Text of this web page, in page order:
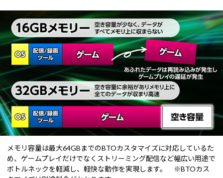
メモリ容量は最大64GBまでのBTOカスタマイズに対応しているた
め、ゲームプレイだけでなくストリーミング配信など幅広い用途で
ボトルネックを軽減し、軽快な動作を実現します。 ※BTOカス